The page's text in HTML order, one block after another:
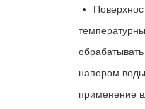
напором
применение